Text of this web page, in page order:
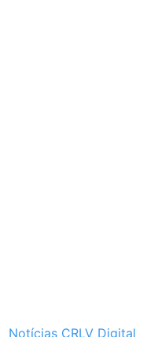
Notícias CRLV Digital